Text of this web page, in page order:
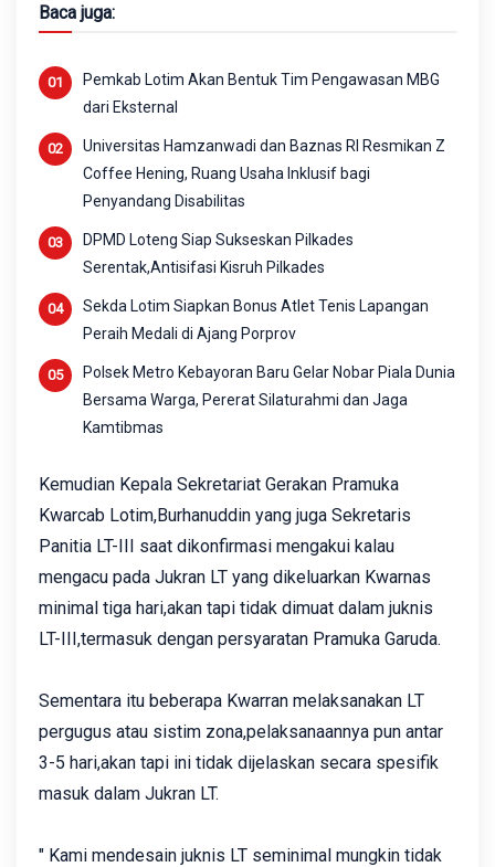
Baca juga:
Pemkab Lotim Akan Bentuk Tim Pengawasan MBG
dari Eksternal
Universitas Hamzanwadi dan Baznas RI Resmikan Z
Coffee Hening, Ruang Usaha Inklusif bagi
Penyandang Disabilitas
DPMD Loteng Siap Sukseskan Pilkades
Serentak,Antisifasi Kisruh Pilkades
Sekda Lotim Siapkan Bonus Atlet Tenis Lapangan
Peraih Medali di Ajang Porprov
Polsek Metro Kebayoran Baru Gelar Nobar Piala Dunia
Bersama Warga, Pererat Silaturahmi dan Jaga
Kamtibmas
Kemudian Kepala Sekretariat Gerakan Pramuka
Kwarcab Lotim,Burhanuddin yang juga Sekretaris
Panitia LT-III saat dikonfirmasi mengakui kalau
mengacu pada Jukran LT yang dikeluarkan Kwarnas
minimal tiga hari,akan tapi tidak dimuat dalam juknis
LT-III,termasuk dengan persyaratan Pramuka Garuda.
Sementara itu beberapa Kwarran melaksanakan LT
pergugus atau sistim zona,pelaksanaannya pun antar
3-5 hari,akan tapi ini tidak dijelaskan secara spesifik
masuk dalam Jukran LT.
" Kami mendesain juknis LT seminimal mungkin tidak